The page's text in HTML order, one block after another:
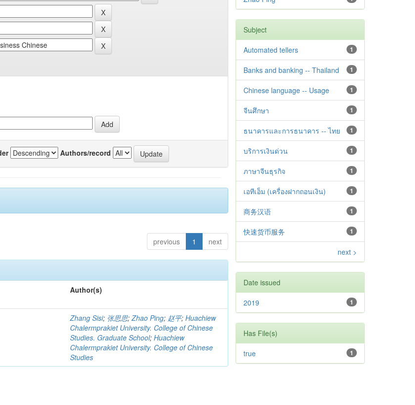
Authors/record
previous 1 next
Author(s)
Zhang Sisi; 张思思;Zhao Ping; 赵平;Huachiew
Chalermprakiet University. College of Chinese
Studies. Graduate School;Huachiew
Chalermprakiet University. College of Chinese
Studies
Subject
1
Automated tellers
1
Banks and banking -- Thailand
1
Chinese language -- Usage
1
จีนศึกษา
1
ธนาคารและการธนาคาร -- ไทย
1
บริการเงินด่วน
1
ภาษาจีนธุรกิจ
1
เอทีเอ็ม (เครื่องฝากถอนเงิน)
1
商务汉语
1
快速货币服务
next >
Date issued
1
2019
Has File(s)
1
true